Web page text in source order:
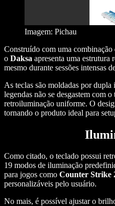
Imagem: Pichau
Construído com uma
o Daksa apresenta uma estrutura
mesmo durante sessões intensas
As teclas são moldadas por dupla
legendas não se desgastem com
retroiluminação uniforme. O
tornando o produto ideal para
Como citado, o teclado possui
19 modos de iluminação
para jogos como Counter Strike
personalizáveis pelo usuário.
No mais, é possível ajustar o